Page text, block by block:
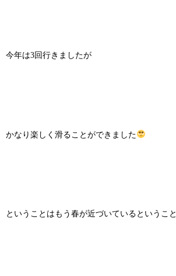
今年は3回行きましたが
かなり楽しく滑ることができました
ということはもう春が近づいているということ